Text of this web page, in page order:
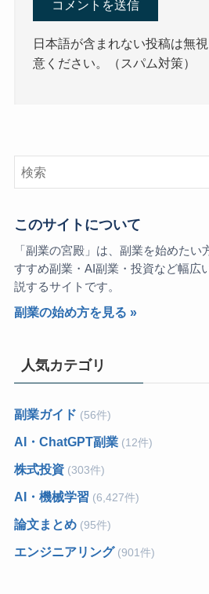
日本語が含まれない投稿は無
意ください。（スパム対策）
このサイトについて
「副業の宮殿」は、副業を始めたい
すすめ副業・AI副業・投資など幅広
説するサイトです。
副業の始め方を見る »
人気カテゴリ
副業ガイド (56件)
AI・ChatGPT副業(12件)
株式投資(303件)
AI・機械学習 (6,427件)
論文まとめ(95件)
エンジニアリング(901件)